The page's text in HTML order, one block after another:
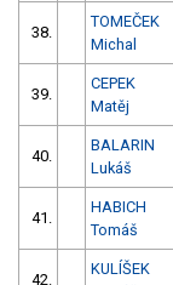
38.
TOMEČEK
Michal
39.
CEPEK
Matěj
40.
BALARIN
Lukáš
41.
HABICH
Tomáš
42.
KULÍŠEK